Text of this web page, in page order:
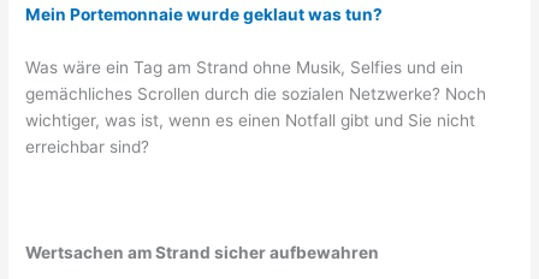
Mein Portemonnaie wurde geklaut was tun?
Was wäre ein Tag am Strand ohne Musik, Selfies und ein
gemächliches Scrollen durch die sozialen Netzwerke? Noch
wichtiger, was ist, wenn es einen Notfall gibt und Sie nicht
erreichbar sind?
Wertsachen am Strand sicher aufbewahren